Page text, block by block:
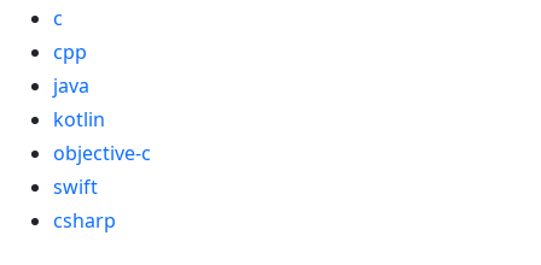
c
cpp
java
kotlin
objective-c
swift
csharp